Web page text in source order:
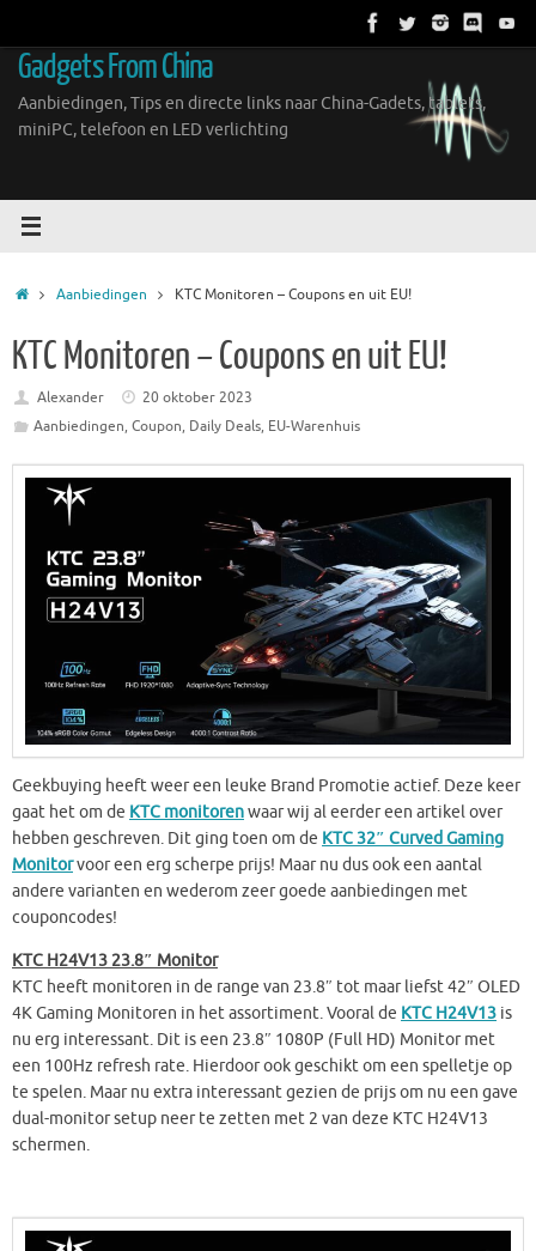
inhoud
Gadgets From China
Aanbiedingen, Tips en directe links naar China-Gadets, tablets,
miniPC, telefoon en LED verlichting
HomeAanbiedingen KTC Monitoren – Coupons en uit EU!
KTC Monitoren – Coupons en uit EU!
Alexander
20 oktober 2023
Aanbiedingen, Coupon, Daily Deals, EU-Warenhuis
Geekbuying heeft weer een leuke Brand Promotie actief. Deze keer
gaat het om de KTC monitorenwaar wij al eerder een artikel over
hebben geschreven. Dit ging toen om de KTC 32″ Curved Gaming
Monitorvoor een erg scherpe prijs! Maar nu dus ook een aantal
andere varianten en wederom zeer goede aanbiedingen met
couponcodes!
KTC H24V13 23.8″ Monitor
KTC heeft monitoren in de range van 23.8″ tot maar liefst 42″ OLED
4K Gaming Monitoren in het assortiment. Vooral de KTC H24V13 is
nu erg interessant. Dit is een 23.8″ 1080P (Full HD) Monitor met
een 100Hz refresh rate. Hierdoor ook geschikt om een spelletje op
te spelen. Maar nu extra interessant gezien de prijs om nu een gave
dual-monitor setup neer te zetten met 2 van deze KTC H24V13
schermen.